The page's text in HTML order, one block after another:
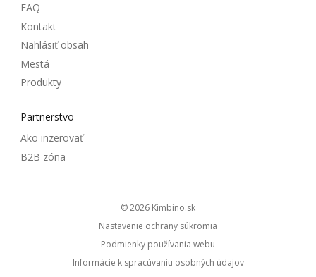
FAQ
Kontakt
Nahlásiť obsah
Mestá
Produkty
Partnerstvo
Ako inzerovať
B2B zóna
© 2026
kimbino.sk
Nastavenie ochrany súkromia
Podmienky používania webu
Informácie k spracúvaniu osobných údajov